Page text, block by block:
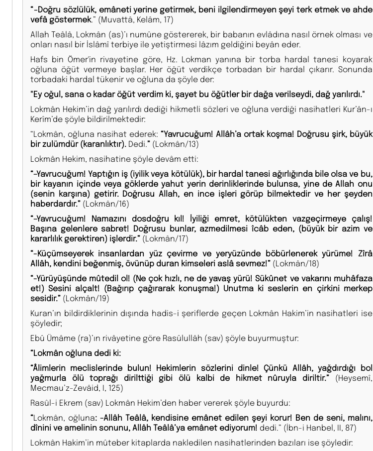
“−Doğru sözlülük, emâneti yerine getirmek, beni ilgilendirmeyen şeyi terk etmek ve ahde
vefâ göstermek.” (Muvattâ, Kelâm, 17)
Allah Teâlâ, Lokmân (as)’ı numûne göstererek, bir babanın evlâdına nasıl örnek olması ve
onları nasıl bir İslâmî terbiye ile yetiştirmesi lâzım geldiğini beyân eder.
Hafs bin Ömer'in rivayetine göre, Hz. Lokman yanına bir torba hardal tanesi koyarak
oğluna öğüt vermeye başlar. Her öğüt verdikçe torbadan bir hardal çıkarır. Sonunda
torbadaki hardal tükenir ve oğluna da şöyle der:
"Ey oğul, sana o kadar öğüt verdim ki, şayet bu öğütler bir dağa verilseydi, dağ yarılırdı."
Lokmân Hekim’in dağ yarılırdı dediği hikmetli sözleri ve oğluna verdiği nasihatleri Kur’ân-ı
Kerîm’de şöyle bildirilmektedir:
“Lokmân, oğluna nasihat ederek: “Yavrucuğum! Allâh’a ortak koşma! Doğrusu şirk, büyük
bir zulümdür (karanlıktır). Dedi.” (Lokmân/13)
Lokmân Hekim, nasihatine şöyle devâm etti:
“–Yavrucuğum! Yaptığın iş (iyilik veya kötülük), bir hardal tanesi ağırlığında bile olsa ve bu,
bir kayanın içinde veya göklerde yahut yerin derinliklerinde bulunsa, yine de Allah onu
(senin karşına) getirir. Doğrusu Allah, en ince işleri görüp bilmektedir ve her şeyden
haberdardır.” (Lokmân/16)
“–Yavrucuğum! Namazını dosdoğru kıl! İyiliği emret, kötülükten vazgeçirmeye çalış!
Başına gelenlere sabret! Doğrusu bunlar, azmedilmesi îcâb eden, (büyük bir azim ve
kararlılık gerektiren) işlerdir.” (Lokmân/17)
“-Küçümseyerek insanlardan yüz çevirme ve yeryüzünde böbürlenerek yürüme! Zîrâ
Allâh, kendini beğenmiş, övünüp duran kimseleri aslâ sevmez!” (Lokmân/18)
“-Yürüyüşünde mûtedil ol! (Ne çok hızlı, ne de yavaş yürü! Sükûnet ve vakarını muhâfaza
et!) Sesini alçalt! (Bağırıp çağırarak konuşma!) Unutma ki seslerin en çirkini merkep
sesidir.” (Lokmân/19)
Kuran’ın bildirdiklerinin dışında hadis-i şeriflerde geçen Lokmân Hakim’in nasihatleri ise
şöyledir;
Ebû Ümâme (ra)’ın rivâyetine göre Rasûlullâh (sav) şöyle buyurmuştur:
“Lokmân oğluna dedi ki:
“Âlimlerin meclislerinde bulun! Hekimlerin sözlerini dinle! Çünkü Allâh, yağdırdığı bol
yağmurla ölü toprağı dirilttiği gibi ölü kalbi de hikmet nûruyla diriltir.” (Heysemî,
Mecmau’z-Zevâid, I, 125)
Rasûl-i Ekrem (sav) Lokmân Hekim’den haber vererek şöyle buyurdu:
“Lokmân, oğluna: -Allâh Teâlâ, kendisine emânet edilen şeyi korur! Ben de seni, malını,
dînini ve amelinin sonunu, Allâh Teâlâ’ya emânet ediyorum! dedi.” (İbn-i Hanbel, II, 87)
Lokmân Hakim’in mûteber kitaplarda nakledilen nasihatlerinden bazıları ise şöyledir: